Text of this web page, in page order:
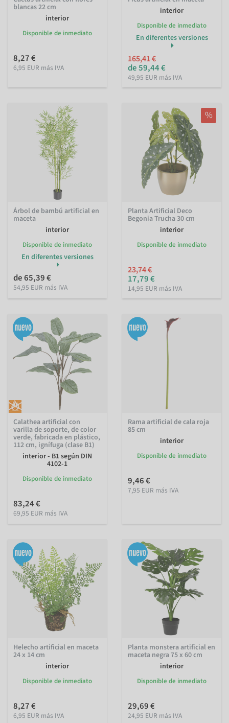
blancas 22 cm
interior
Disponible de inmediato
8,27 €
6,95 EUR más IVA
interior
Disponible de inmediato
En diferentes versiones
165,41 €
de 59,44 €
49,95 EUR más IVA
Árbol de bambú artificial en
maceta
interior
Disponible de inmediato
En diferentes versiones
de 65,39 €
54,95 EUR más IVA
%
Planta Artificial Deco
Begonia Trucha 30 cm
interior
Disponible de inmediato
23,74 €
17,79 €
14,95 EUR más IVA
Calathea artificial con
varilla de soporte, de color
verde, fabricada en plástico,
112 cm, ignífuga (clase B1)
interior - B1 según DIN
4102-1
Disponible de inmediato
83,24 €
69,95 EUR más IVA
Rama artificial de cala roja
85 cm
interior
Disponible de inmediato
9,46 €
7,95 EUR más IVA
Helecho artificial en maceta
24 x 14 cm
interior
Disponible de inmediato
8,27 €
6,95 EUR más IVA
Planta monstera artificial en
maceta negra 75 x 60 cm
interior
Disponible de inmediato
29,69 €
24,95 EUR más IVA